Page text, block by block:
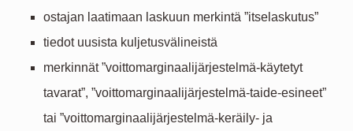
ostajan laatimaan laskuun merkintä ”itselaskutus”
tiedot uusista kuljetusvälineistä
merkinnät ”voittomarginaalijärjestelmä-käytetyt
tavarat”, ”voittomarginaalijärjestelmä-taide-esineet”
tai ”voittomarginaalijärjestelmä-keräily- ja